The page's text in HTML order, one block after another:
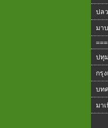
ปล
มา
ปทุ
กรุ
บท
มา